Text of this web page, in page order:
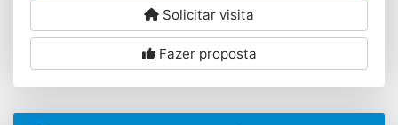
Solicitar visita
Fazer proposta